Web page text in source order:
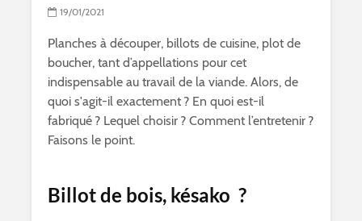
19/01/2021
Planches à découper, billots de cuisine, plot de
boucher, tant d’appellations pour cet
indispensable au travail de la viande. Alors, de
quoi s'agit-il exactement ? En quoi est-il
fabriqué ? Lequel choisir ? Comment l’entretenir ?
Faisons le point.
Billot de bois, késako ?